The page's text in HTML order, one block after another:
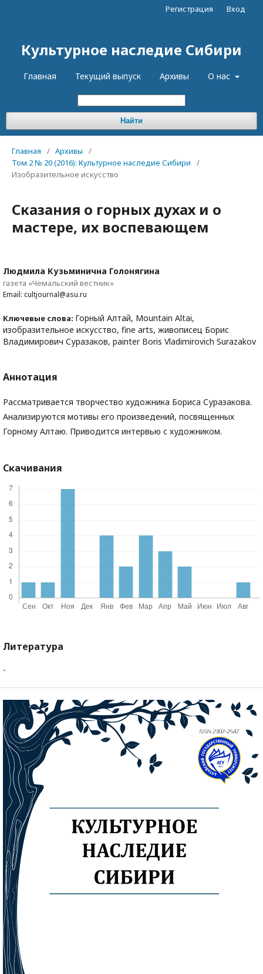
Культурное наследие Сибири
Главная Текущий выпуск Архивы О нас
Найти
Регистрация Вход
Главная / Архивы
/
Том 2 № 20 (2016): Культурное наследие Сибири
/
Изобразительное искусство
Сказания о горных духах и о
мастере, их воспевающем
Людмила Кузьминична Голонягина
газета «Чемальский вестник»
Email: cultjournal@asu.ru
Ключевые слова: Горный Алтай, Mountain Altai,
изобразительное искусство, fine arts, живописец Борис
Владимирович Суразаков, painter Boris Vladimirovich Surazakov
Аннотация
Рассматривается творчество художника Бориса Суразакова.
Анализируются мотивы его произведений, посвященных
Горному Алтаю. Приводится интервью с художником.
Скачивания
Литература
-